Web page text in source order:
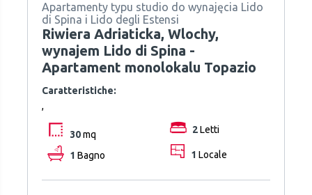
Apartamenty typu studio do wynajęcia Lido
di Spina i Lido degli Estensi
Riwiera Adriaticka, Wlochy,
wynajem Lido di Spina -
Apartament monolokalu Topazio
Caratteristiche:
,
30mq
1 Bagno
2Letti
1 Locale